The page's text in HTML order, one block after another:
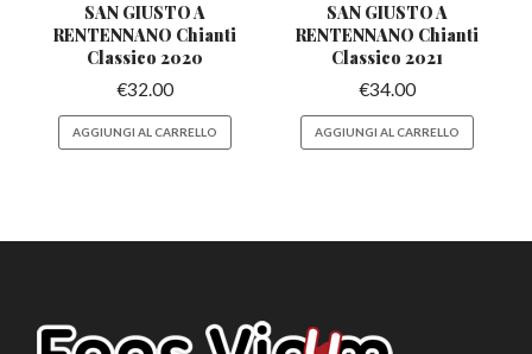
SAN GIUSTO A
RENTENNANO Chianti
Classico 2020
€32.00
AGGIUNGI AL CARRELLO
SAN GIUSTO A
RENTENNANO Chianti
Classico 2021
€34.00
AGGIUNGI AL CARRELLO